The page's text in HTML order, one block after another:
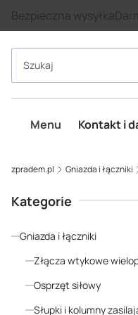
Bezpieczna wysyłka
Menu Kontakt i
zpradem.pl Gniazda i łączniki
Kategorie
Gniazda i łączniki
Złącza wtykowe
Osprzęt siłowy
Słupki i kolumny